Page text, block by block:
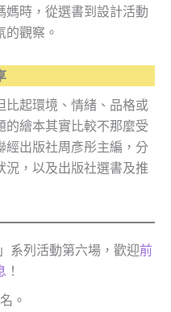
媽時，從選書到設計活動
觀察。
比起環境、情緒、品格或
的繪本其實比較不那麼受
經出版社周彥彤主編，分
況，以及出版社選書及推
系列活動第六場，歡迎前
！
。